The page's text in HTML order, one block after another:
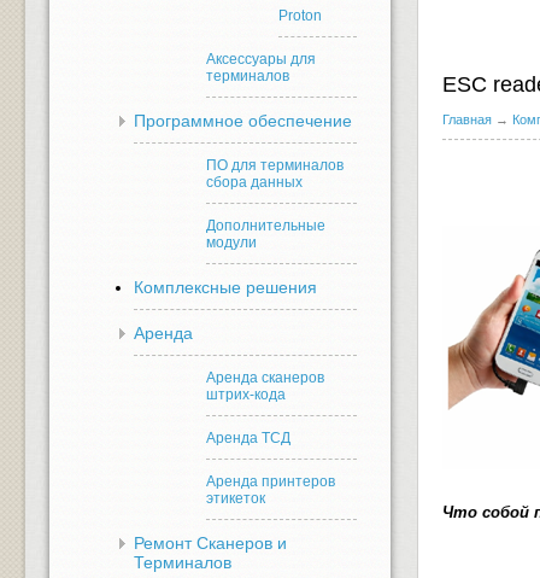
Proton
Аксессуары для
терминалов
Программное обеспечение
ПО для терминалов
сбора данных
Дополнительные
модули
Комплексные решения
Аренда
Аренда сканеров
штрих-кода
Аренда ТСД
Аренда принтеров
этикеток
Ремонт Сканеров и
Терминалов
ESC
Главная →
Что собой